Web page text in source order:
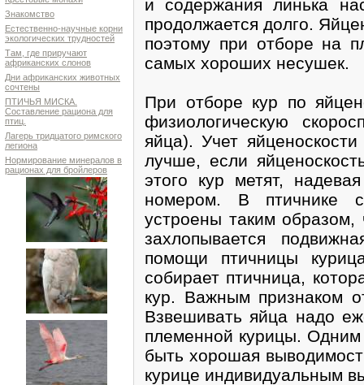
Знакомство
Естественно-научные корни
экологических трудностей
Там, где приручают
африканских слонов
Дни африканских животных
сочтены
ПТИЧЬЯ МИСКА.
Составление рациона для
птиц.
Лагерь тридцатого римского
легиона
Нормирование минералов в
рационах для бройлеров
и содержания линька
продолжается долго.
поэтому при отборе на
самых хороших несушек.
При отборе кур по
физиологическую
яйца). Учет
лучше, если
этого кур метят,
номером. В птичнике
устроены таким
захлопывается
помощи птичницы
собирает птичница,
кур. Важным признаком
Взвешивать яйца надо
племенной курицы. Одним
быть хорошая
курице индивидуальным